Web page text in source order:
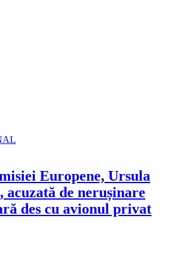
Europene, Ursula
acuzată de nerușinare
des cu avionul privat